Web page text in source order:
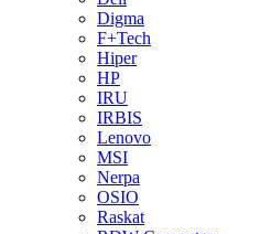
Digma
F+Tech
Hiper
HP
IRU
IRBIS
Lenovo
MSI
Nerpa
OSIO
Raskat